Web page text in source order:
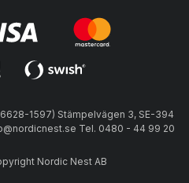
1597) Stämpelvägen 3, SE-394
Tel. 0480 - 44 99 20
Nordic Nest AB